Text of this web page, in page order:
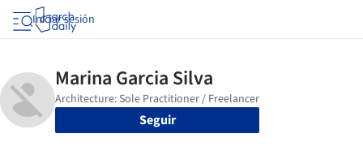
Iniciar sesión
Seguir